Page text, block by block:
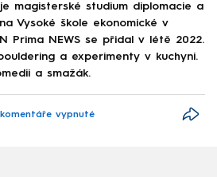
magisterské studium diplomacie a
Vysoké škole ekonomické v
Prima NEWS se přidal v létě 2022.
a experimenty v kuchyni.
a smažák.
vypnuté